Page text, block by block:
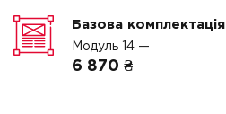
Базова комплектація
Модуль 14 —
6 870 ₴